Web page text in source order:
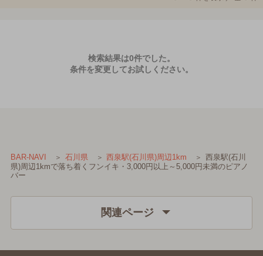
検索結果は0件でした。
条件を変更してお試しください。
BAR-NAVI 石川県 西泉駅(石川県)周辺1km
西泉駅(石川
県)周辺1kmで落ち着くフンイキ・3,000円以上～5,000円未満のピアノ
バー
関連ページ